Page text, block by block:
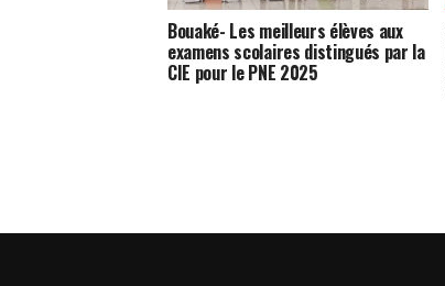
Bouaké- Les meilleurs élèves aux
examens scolaires distingués par la
CIE pour le PNE 2025